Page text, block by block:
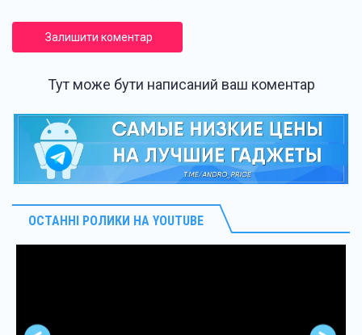
Залишити коментар
Тут може бути написаний ваш коментар
ОСТАННІ РОЛИКИ НА YOUTUBE